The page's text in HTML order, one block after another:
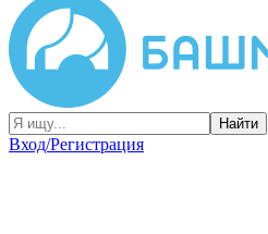
Найти
Вход/Регистрация